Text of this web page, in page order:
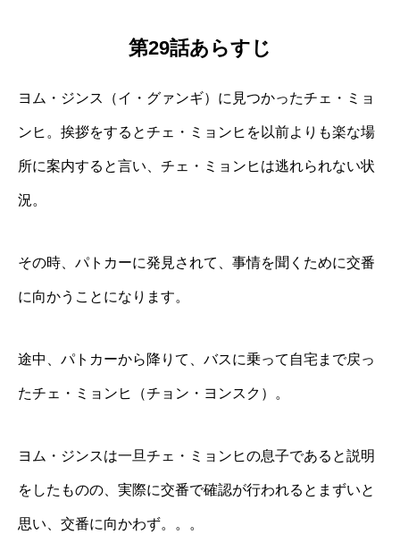
第29話あらすじ
ヨム・ジンス（イ・グァンギ）に見つかったチェ・ミョ
ンヒ。挨拶をするとチェ・ミョンヒを以前よりも楽な場
所に案内すると言い、チェ・ミョンヒは逃れられない状
況。
その時、パトカーに発見されて、事情を聞くために交番
に向かうことになります。
途中、パトカーから降りて、バスに乗って自宅まで戻っ
たチェ・ミョンヒ（チョン・ヨンスク）。
ヨム・ジンスは一旦チェ・ミョンヒの息子であると説明
をしたものの、実際に交番で確認が行われるとまずいと
思い、交番に向かわず。。。